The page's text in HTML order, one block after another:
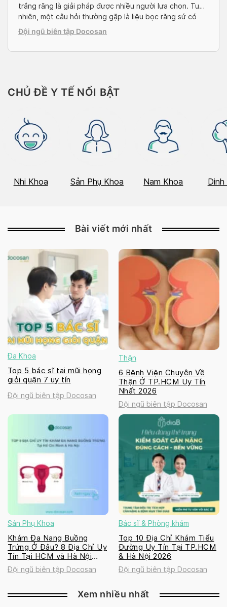
trắng răng là giải pháp được nhiều người lựa chọn. Tuy
nhiên, một câu hỏi thường gặp là liệu bọc răng sứ có
tẩy trắng được không, hay có cần phương pháp làm
trắng khác? Cùng Docosan tìm hiểu về vấn […]
Đội ngũ biên tập Docosan
CHỦ ĐỀ Y TẾ NỔI BẬT
Nhi Khoa Sản Phụ Khoa Nam Khoa Dinh
Bài viết mới nhất
Đa Khoa
Top 5 bác sĩ tai mũi họng
giỏi quận 7 uy tín
Đội ngũ biên tập Docosan
Thận
6 Bệnh Viện Chuyên Về
Thận Ở TP.HCM Uy Tín
Nhất 2026
Đội ngũ biên tập Docosan
Sản Phụ Khoa
Khám Đa Nang Buồng
Trứng Ở Đâu? 8 Địa Chỉ Uy
Tín Tại HCM và Hà Nội
2026
Đội ngũ biên tập Docosan
Bác sĩ & Phòng khám
Top 10 Địa Chỉ Khám Tiểu
Đường Uy Tín Tại TP.HCM
& Hà Nội 2026
Đội ngũ biên tập Docosan
Xem nhiều nhất